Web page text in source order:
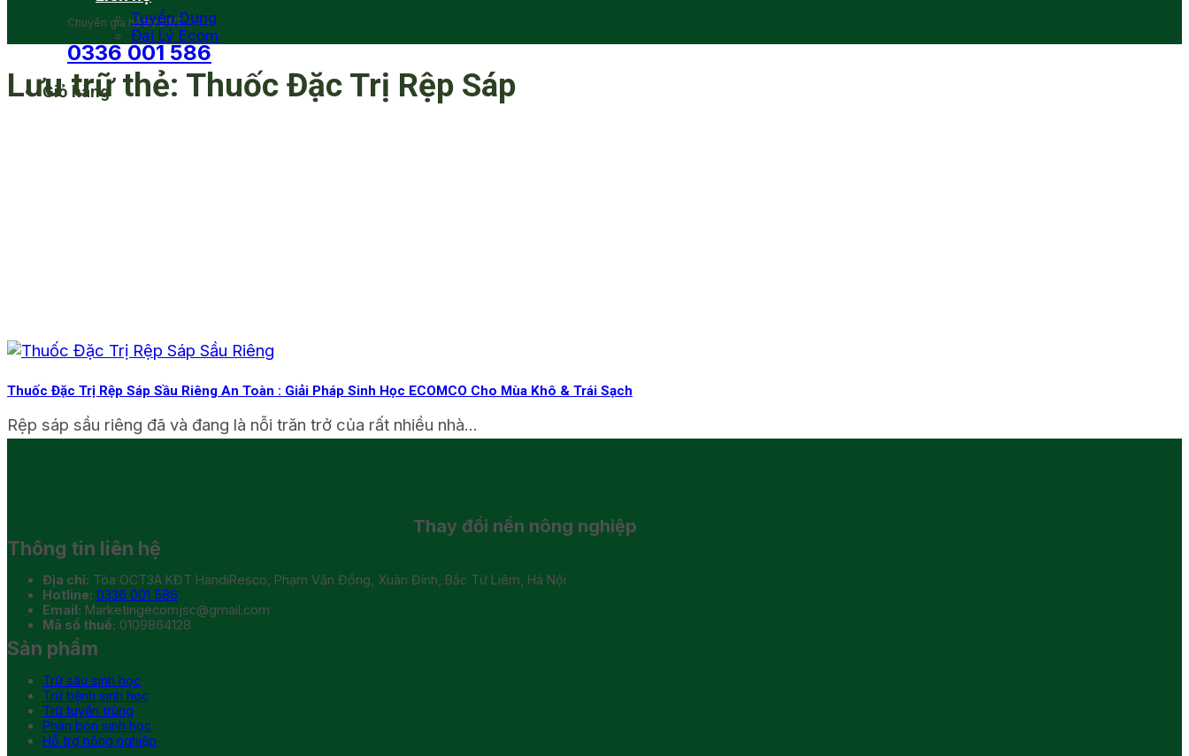
Chuyên gia hỗ trợ 24/7
0336 001 586
Giỏ hàng
Tuyển Dụng
Đại Lý Ecom
Lưu trữ thẻ: Thuốc Đặc Trị Rệp Sáp
Thuốc Đặc Trị Rệp Sáp Sầu Riêng An Toàn : Giải Pháp Sinh Học ECOMCO Cho Mùa Khô & Trái Sạch
Rệp sáp sầu riêng đã và đang là nỗi trăn trở của rất nhiều nhà...
Thay đổi nền nông nghiệp
Thông tin liên hệ
Địa chỉ: Tòa OCT3A KĐT HandiResco, Phạm Văn Đồng, Xuân Đỉnh, Bắc Từ Liêm, Hà Nội
Hotline: 0336 001 586
Email: Marketingecomjsc@gmail.com
Mã số thuế: 0109864128
Sản phẩm
Trừ sâu sinh học
Trừ bệnh sinh học
Trừ tuyến trùng
Phân bón sinh học
Hỗ trợ nông nghiệp